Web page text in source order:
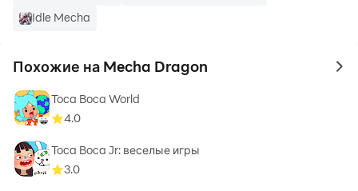
Idle Mecha
Похожие на Mecha Dragon to
Toca Boca World
4.0
Toca Boca Jr: веселые игры
3.0